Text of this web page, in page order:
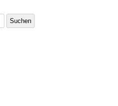
Suchen